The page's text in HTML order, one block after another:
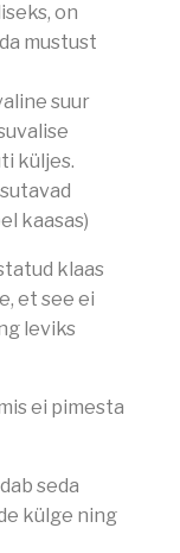
on
mustust
suur
küljes.
kaasas)
klaas
et see ei
leviks
ei pimesta
seda
külge ning